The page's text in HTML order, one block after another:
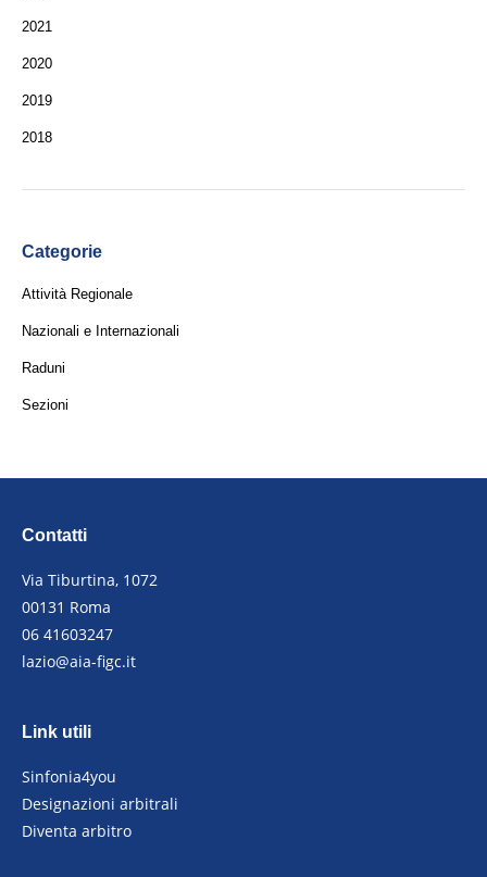
2021
2020
2019
2018
Categorie
Attività Regionale
Nazionali e Internazionali
Raduni
Sezioni
Contatti
Via Tiburtina, 1072
00131 Roma
06 41603247
lazio@aia-figc.it
Link utili
Sinfonia4you
Designazioni arbitrali
Diventa arbitro